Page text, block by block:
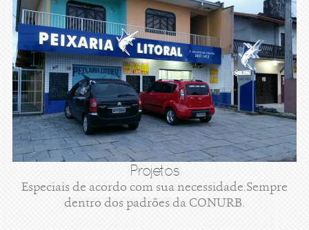
Projetos
Especiais de acordo com sua necessidade.Sempre
dentro dos padrões da CONURB.